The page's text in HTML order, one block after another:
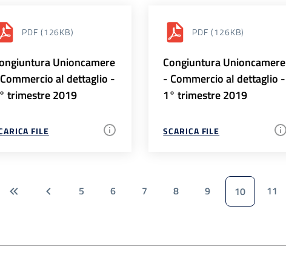
PDF (126KB)
Unioncamere
al dettaglio -
trimestre 2019
FILE
PDF (126KB)
Congiuntura Unioncamere
- Commercio al dettaglio -
1° trimestre 2019
SCARICA FILE
5 6 7 8 9 10 11